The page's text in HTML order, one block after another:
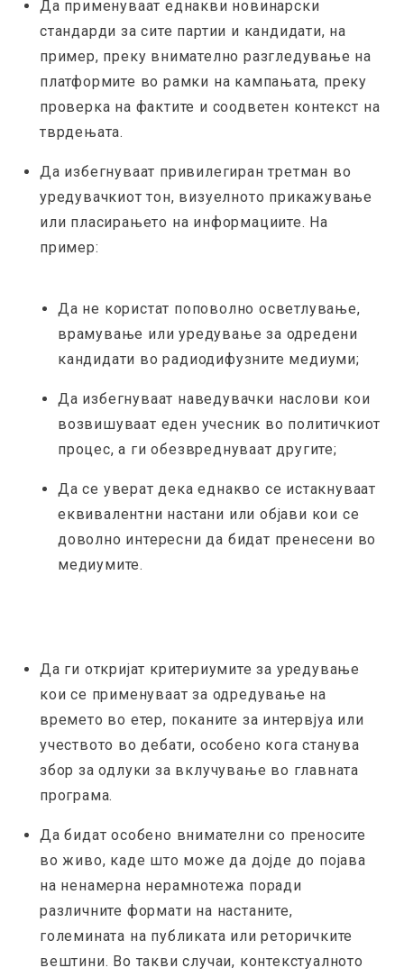
Да применуваат еднакви новинарски
стандарди за сите партии и кандидати, на
пример, преку внимателно разгледување на
платформите во рамки на кампањата, преку
проверка на фактите и соодветен контекст на
тврдењата.
Да избегнуваат привилегиран третман во
уредувачкиот тон, визуелното прикажување
или пласирањето на информациите. На
пример:
Да не користат поповолно осветлување,
врамување или уредување за одредени
кандидати во радиодифузните медиуми;
Да избегнуваат наведувачки наслови кои
возвишуваат еден учесник во политичкиот
процес, а ги обезвреднуваат другите;
Да се уверат дека еднакво се истакнуваат
еквивалентни настани или објави кои се
доволно интересни да бидат пренесени во
медиумите.
Да ги откријат критериумите за уредување
кои се применуваат за одредување на
времето во етер, поканите за интервјуа или
учеството во дебати, особено кога станува
збор за одлуки за вклучување во главната
програма.
Да бидат особено внимателни со преносите
во живо, каде што може да дојде до појава
на ненамерна нерамнотежа поради
различните формати на настаните,
големината на публиката или реторичките
вештини. Во такви случаи, контекстуалното